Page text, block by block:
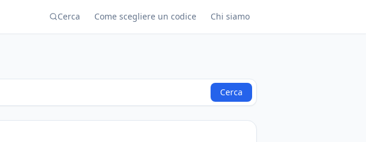
Cerca Come scegliere un codice Chi siamo
Cerca